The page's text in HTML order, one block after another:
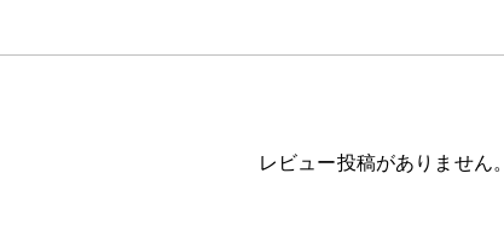
レビュー投稿がありません。